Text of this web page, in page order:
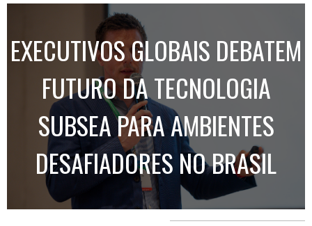
EXECUTIVOS GLOBAIS DEBATEM
FUTURO DA TECNOLOGIA
SUBSEA PARA AMBIENTES
DESAFIADORES NO BRASIL